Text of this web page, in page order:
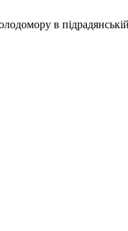
в